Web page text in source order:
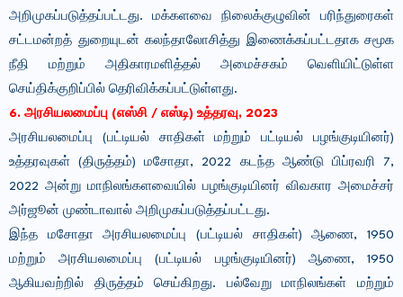
அறிமுகப்படுத்தப்பட்டது. மக்களவை நிலைக்குழுவின் பரிந்துரைகள்
சட்டமன்றத் துறையுடன் கலந்தாலோசித்து இணைக்கப்பட்டதாக சமூக
நீதி மற்றும் அதிகாரமளித்தல் அமைச்சகம் வெளியிட்டுள்ள
செய்திக்குறிப்பில் தெரிவிக்கப்பட்டுள்ளது.
6. அரசியலமைப்பு (எஸ்சி / எஸ்டி) உத்தரவு, 2023
அரசியலமைப்பு (பட்டியல் சாதிகள் மற்றும் பட்டியல் பழங்குடியினர்)
உத்தரவுகள் (திருத்தம்) மசோதா, 2022 கடந்த ஆண்டு பிப்ரவரி 7,
2022 அன்று மாநிலங்களவையில் பழங்குடியினர் விவகார அமைச்சர்
அர்ஜூன் முண்டாவால் அறிமுகப்படுத்தப்பட்டது.
இந்த மசோதா அரசியலமைப்பு (பட்டியல் சாதிகள்) ஆணை, 1950
மற்றும் அரசியலமைப்பு (பட்டியல் பழங்குடியினர்) ஆணை, 1950
ஆகியவற்றில் திருத்தம் செய்கிறது. பல்வேறு மாநிலங்கள் மற்றும்